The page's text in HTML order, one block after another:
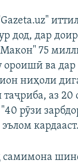
дод, дар
75
ороишӣ ва дар
ниҳоли
аз 20
рӯзи
самимона